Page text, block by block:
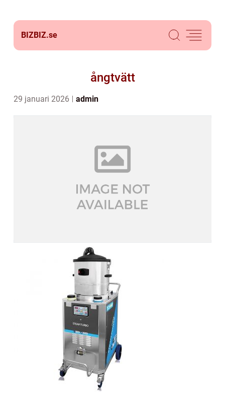
BIZBIZ.se
ångtvätt
29 januari 2026 admin